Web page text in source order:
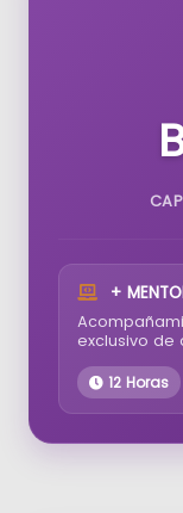
+
exclusivo de
12 Horas